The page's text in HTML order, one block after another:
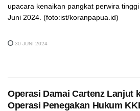
upacara kenaikan pangkat perwira
Juni 2024. (foto:ist/koranpapua.id)
30 JUNI 2024
Operasi Damai Cartenz Lanjut
Operasi Penegakan Hukum